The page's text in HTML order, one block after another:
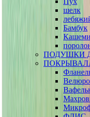
шелк
Бамбук
ПОДУШКИ